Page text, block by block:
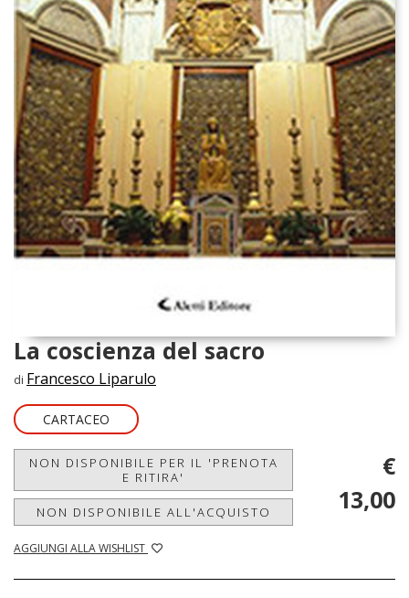
La coscienza del sacro
di Francesco Liparulo
CARTACEO
NON DISPONIBILE PER IL 'PRENOTA
E RITIRA'
NON DISPONIBILE ALL'ACQUISTO
AGGIUNGI ALLA WISHLIST
€
13,00